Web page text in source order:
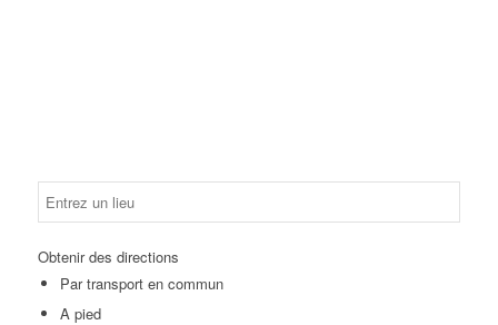
Obtenir des directions
Par transport en commun
A pied